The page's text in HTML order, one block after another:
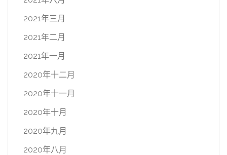
2021年三月
2021年二月
2021年一月
2020年十二月
2020年十一月
2020年十月
2020年九月
2020年八月